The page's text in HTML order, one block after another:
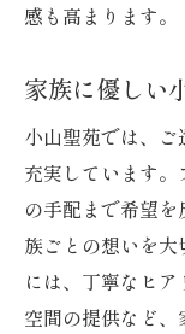
感も高まります。
家族に優しい
小山聖苑では、
充実しています
の手配まで希望
族ごとの想いを
には、丁寧なヒ
空間の提供など